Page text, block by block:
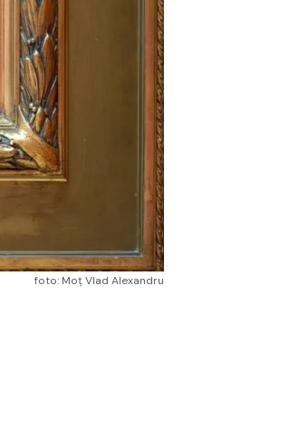
foto: Moț Vlad Alexandru